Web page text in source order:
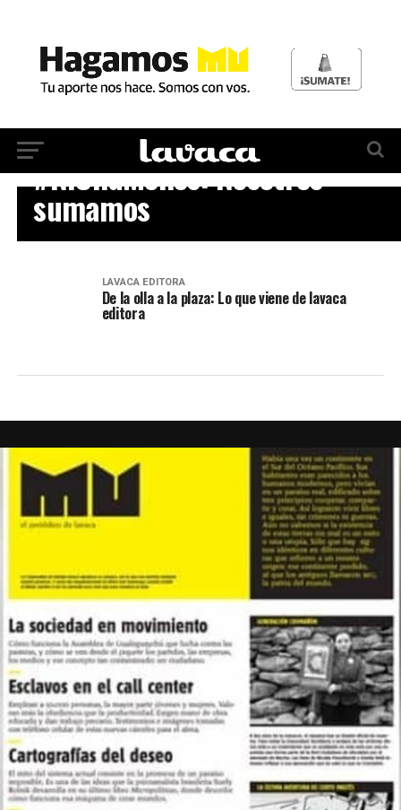
#NiUnaMenos: Nosotres
sumamos
LAVACA EDITORA
De la olla a la plaza: Lo que viene de lavaca
editora